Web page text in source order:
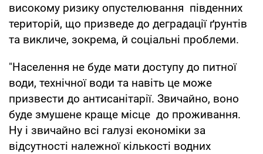
високому ризику опустелювання південних
територій, що призведе до деградації ґрунтів
та викличе, зокрема, й соціальні проблеми.
"Населення не буде мати доступу до питної
води, технічної води та навіть це може
призвести до антисанітарії. Звичайно, воно
буде змушене краще місце до проживання.
Ну і звичайно всі галузі економіки за
відсутності належної кількості водних